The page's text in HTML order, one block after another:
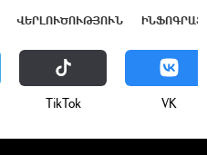
ՎԵՐԼՈՒԾՈՒԹՅՈՒՆ
ТikТоk VK